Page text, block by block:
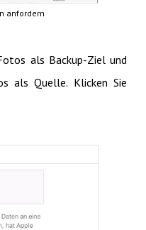
anfordern
als Backup-Ziel und
als Quelle. Klicken Sie